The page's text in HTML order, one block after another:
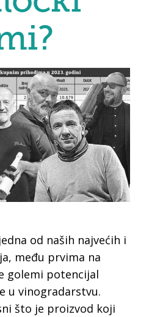
od naših najvećih i
među prvima na
golemi potencijal
u vinogradarstvu.
što je proizvod koji